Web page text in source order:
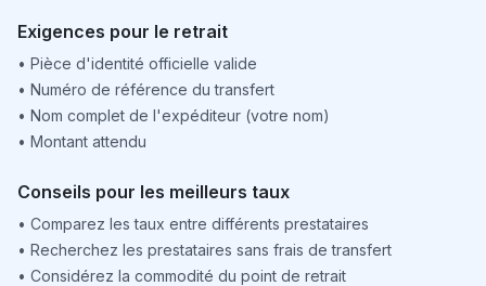
Exigences pour le retrait
• Pièce d'identité officielle valide
• Numéro de référence du transfert
• Nom complet de l'expéditeur (votre nom)
• Montant attendu
Conseils pour les meilleurs taux
• Comparez les taux entre différents prestataires
• Recherchez les prestataires sans frais de transfert
• Considérez la commodité du point de retrait